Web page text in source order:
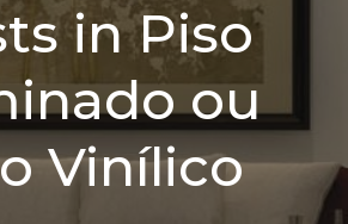
in Piso
ou
Vinílico